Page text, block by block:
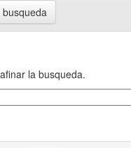
la busqueda.